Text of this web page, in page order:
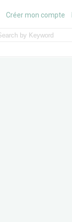
Créer mon compte